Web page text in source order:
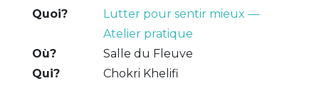
Lutter pour sentir mieux —
Atelier pratique
Salle du Fleuve
Chokri Khelifi